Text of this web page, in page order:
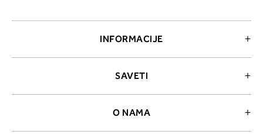
INFORMACIJE
SAVETI
O NAMA